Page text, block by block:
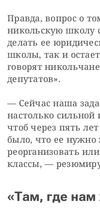
Правда, вопрос о
никольскую школу
делать ее
школы, так и
говорят
депутатов».
— Сейчас наша
настолько сильной
чтоб через пять
было, что ее нужно
реорганизовать
классы, —
«Там, где